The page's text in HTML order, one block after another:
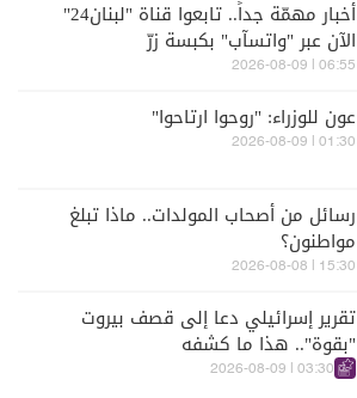
أخبار مهمّة جداً.. تابعوا قناة "لبنان24"
الآن عبر "واتسآب" بكبسة زرّ
06:55 | 2026-08-09
عون للوزراء: "روحوا ارتاحوا"
01:30 | 2026-08-09
رسائل من أصحاب المولدات.. ماذا تبلغ
مواطنون؟
15:30 | 2026-08-08
تقرير إسرائيلي دعا إلى قصف بيروت
"بقوة".. هذا ما كشفه
03:30 | 2026-08-09